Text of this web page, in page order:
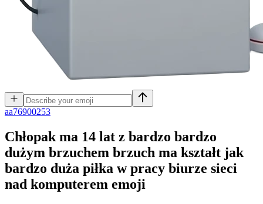
aa76900253
Chłopak ma 14 lat z bardzo bardzo
dużym brzuchem brzuch ma kształt jak
bardzo duża piłka w pracy biurze sieci
nad komputerem emoji